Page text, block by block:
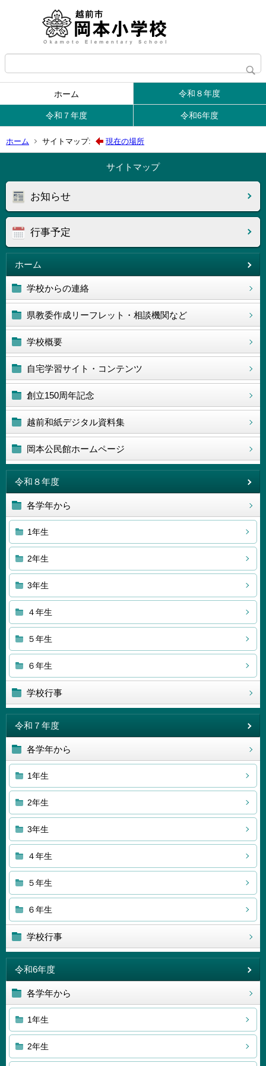
ホーム 令和８年度
令和７年度 令和6年度
ホーム サイトマップ: 現在の場所
サイトマップ
お知らせ
行事予定
ホーム
学校からの連絡
県教委作成リーフレット・相談機関など
学校概要
自宅学習サイト・コンテンツ
創立150周年記念
越前和紙デジタル資料集
岡本公民館ホームページ
令和８年度
各学年から
1年生
2年生
3年生
４年生
５年生
６年生
学校行事
令和７年度
各学年から
1年生
2年生
3年生
４年生
５年生
６年生
学校行事
令和6年度
各学年から
1年生
2年生